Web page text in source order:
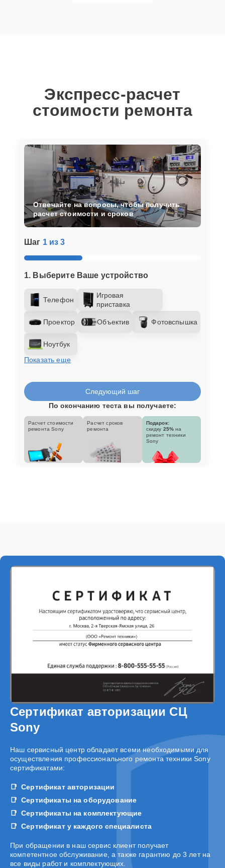
Экспресс-расчет
стоимости ремонта
Шаг 1 из 3
1. Выберите Ваше устройство
Телефон
Игровая
приставка
Проектор Объектив Фотовспышка
Ноутбук
Показать еще
Отвечайте на вопросы, чтобы получить
расчет стоимости и сроков
Следующий шаг
По окончанию теста вы получаете:
Расчет стоимости
ремонта Sony
Расчет сроков
ремонта
Подарок:
скидку 25% на
ремонт техники
Sony
Сертификат авторизации СЦ
Sony
Наш сервисный центр обладает всеми необходимыми для
осуществления профессионального ремонта техники Sony
сертификатами:
Сертификат авторизации
Сертификаты на оборудование
Сертификаты на комплектующие
Сертификат у каждого специалиста
При обращении в наш сервис клиент получает
компетентное обслуживание, а также гарантию до 3 лет на
все виды работ и комплектующих.